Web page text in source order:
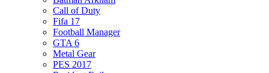
Call of Duty
Fifa 17
Football Manager
GTA 6
Metal Gear
PES 2017